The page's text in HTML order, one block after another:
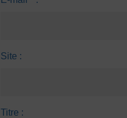
Site :
Titre :